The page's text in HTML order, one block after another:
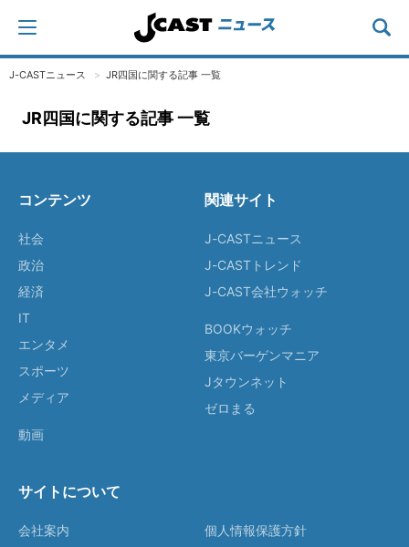
J-CASTニュース JR四国に関する記事 一覧
JR四国に関する記事 一覧
コンテンツ
社会
政治
経済
IT
エンタメ
スポーツ
メディア
動画
関連サイト
J-CASTニュース
J-CASTトレンド
J-CAST会社ウォッチ
BOOKウォッチ
東京バーゲンマニア
Jタウンネット
ゼロまる
サイトについて
会社案内
個人情報保護方針